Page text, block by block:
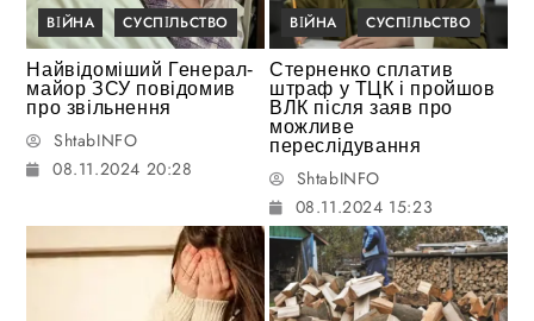
ВІЙНА СУСПІЛЬСТВО
Найвідоміший Генерал-
майор ЗСУ повідомив
про звільнення
ShtabINFO
08.11.2024 20:28
ВІЙНА СУСПІЛЬСТВО
Стерненко сплатив
штраф у ТЦК і пройшов
ВЛК після заяв про
можливе
переслідування
ShtabINFO
08.11.2024 15:23